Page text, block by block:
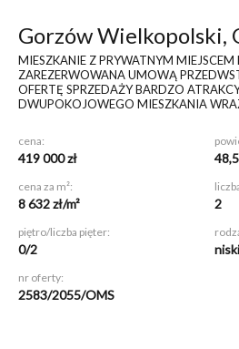
Gorzów Wielkopolski,
MIESZKANIE Z PRYWATNYM
ZAREZERWOWANA UMOWĄ
OFERTĘ SPRZEDAŻY BARDZO
DWUPOKOJOWEGO MIESZKANIA
cena:
419 000 zł
cena za m²:
8 632 zł/m² 2
piętro/liczba pięter:
0/2
nr oferty:
2583/2055/OMS